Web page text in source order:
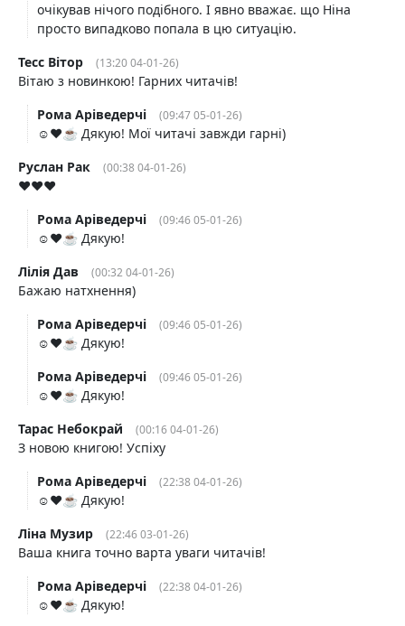
очікував нічого подібного. І явно вважає. що Ніна
просто випадково попала в цю ситуацію.
Тесс Вітор
(13:20 04-01-26)
Вітаю з новинкою! Гарних читачів!
Рома Аріведерчі
(09:47 05-01-26)
☺️❤️☕️ Дякую! Мої читачі завжди гарні)
Руслан Рак
(00:38 04-01-26)
❤️❤️❤️
Рома Аріведерчі
(09:46 05-01-26)
☺️❤️☕️ Дякую!
Лілія Дав
(00:32 04-01-26)
Бажаю натхнення)
Рома Аріведерчі
(09:46 05-01-26)
☺️❤️☕️ Дякую!
Рома Аріведерчі
(09:46 05-01-26)
☺️❤️☕️ Дякую!
Тарас Небокрай
(00:16 04-01-26)
З новою книгою! Успіху
Рома Аріведерчі
(22:38 04-01-26)
☺️❤️☕️ Дякую!
Ліна Музир
(22:46 03-01-26)
Ваша книга точно варта уваги читачів!
Рома Аріведерчі
(22:38 04-01-26)
☺️❤️☕️ Дякую!